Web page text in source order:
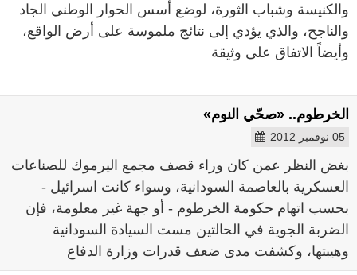
والكنيسة وشباب الثورة، لوضع أسس الحوار الوطني الجاد
والناجح، والذي يؤدي إلى نتائج ملموسة على أرض الواقع،
وأيضاً الاتفاق على وثيقة
الخرطوم.. «صحّي النوم»
05 نوفمبر 2012
بغض النظر عمن كان وراء قصف مجمع اليرموك للصناعات
العسكرية بالعاصمة السودانية، وسواء كانت اسرائيل -
بحسب اتهام حكومة الخرطوم - أو جهة غير معلومة، فإن
الضربة الجوية في الحالتين مست السيادة السودانية
وهيبتها، وكشفت مدى ضعف قدرات وزارة الدفاع